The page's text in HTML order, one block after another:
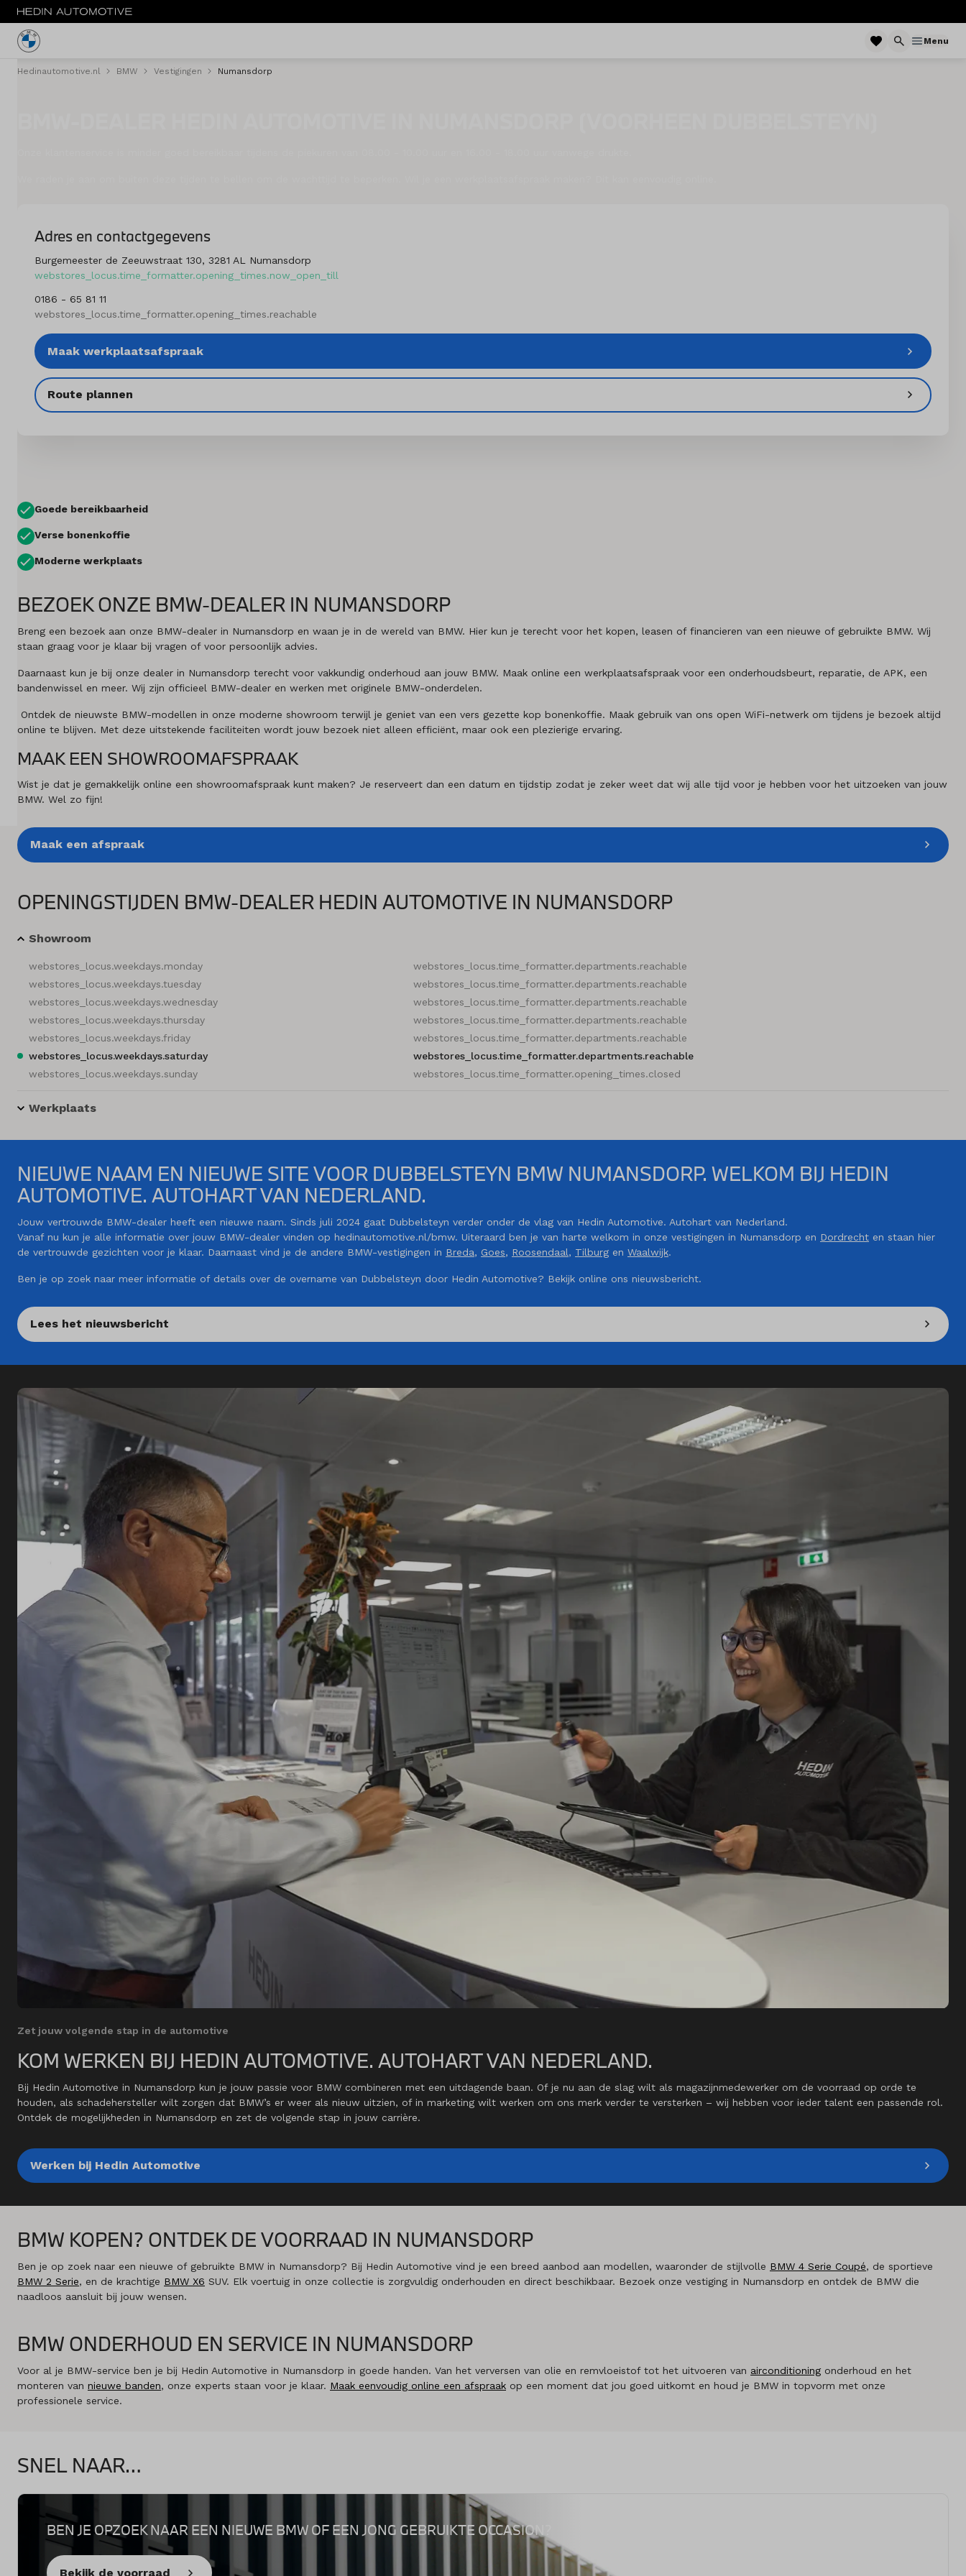
Menu
Menu
Onderhoud
Diensten
Acties
Diensten
Over ons
Kennis & advies
Land
Taal
Hedinautomotive.nl BMW Vestigingen Numansdorp
Adres en contactgegevens
Burgemeester de Zeeuwstraat 130, 3281 AL Numansdorp
webstores_locus.time_formatter.opening_times.now_open_till
0186 - 65 81 11
webstores_locus.time_formatter.opening_times.reachable
Maak werkplaatsafspraak
Route plannen
Goede bereikbaarheid
Verse bonenkoffie
Moderne werkplaats
BEZOEK ONZE BMW-DEALER IN NUMANSDORP
Breng een bezoek aan onze BMW-dealer in Numansdorp en waan je in de wereld van BMW. Hier kun je terecht voor het kopen, leasen of financieren van een nieuwe of gebruikte BMW. Wij
staan graag voor je klaar bij vragen of voor persoonlijk advies.
Daarnaast kun je bij onze dealer in Numansdorp terecht voor vakkundig onderhoud aan jouw BMW. Maak online een werkplaatsafspraak voor een onderhoudsbeurt, reparatie, de APK, een
bandenwissel en meer. Wij zijn officieel BMW-dealer en werken met originele BMW-onderdelen.
Ontdek de nieuwste BMW-modellen in onze moderne showroom terwijl je geniet van een vers gezette kop bonenkoffie. Maak gebruik van ons open WiFi-netwerk om tijdens je bezoek altijd
online te blijven. Met deze uitstekende faciliteiten wordt jouw bezoek niet alleen efficiënt, maar ook een plezierige ervaring.
MAAK EEN SHOWROOMAFSPRAAK
Wist je dat je gemakkelijk online een showroomafspraak kunt maken? Je reserveert dan een datum en tijdstip zodat je zeker weet dat wij alle tijd voor je hebben voor het uitzoeken van jouw
BMW. Wel zo fijn!
Maak een afspraak
OPENINGSTIJDEN BMW-DEALER HEDIN AUTOMOTIVE IN NUMANSDORP
Showroom
webstores_locus.weekdays.monday
webstores_locus.time_formatter.departments.reachable
webstores_locus.weekdays.tuesday
webstores_locus.time_formatter.departments.reachable
webstores_locus.weekdays.wednesday
webstores_locus.time_formatter.departments.reachable
webstores_locus.weekdays.thursday
webstores_locus.time_formatter.departments.reachable
webstores_locus.weekdays.friday
webstores_locus.time_formatter.departments.reachable
webstores_locus.weekdays.saturday
webstores_locus.time_formatter.departments.reachable
webstores_locus.weekdays.sunday
webstores_locus.time_formatter.opening_times.closed
Werkplaats
NIEUWE NAAM EN NIEUWE SITE VOOR DUBBELSTEYN BMW NUMANSDORP. WELKOM BIJ HEDIN
AUTOMOTIVE. AUTOHART VAN NEDERLAND.
Jouw vertrouwde BMW-dealer heeft een nieuwe naam. Sinds juli 2024 gaat Dubbelsteyn verder onder de vlag van Hedin Automotive. Autohart van Nederland.
Vanaf nu kun je alle informatie over jouw BMW-dealer vinden op hedinautomotive.nl/bmw. Uiteraard ben je van harte welkom in onze vestigingen in Numansdorp en Dordrecht en staan hier
de vertrouwde gezichten voor je klaar. Daarnaast vind je de andere BMW-vestigingen in Breda, Goes, Roosendaal, Tilburg en Waalwijk.
Ben je op zoek naar meer informatie of details over de overname van Dubbelsteyn door Hedin Automotive? Bekijk online ons nieuwsbericht.
Lees het nieuwsbericht
Zet jouw volgende stap in de automotive
KOM WERKEN BIJ HEDIN AUTOMOTIVE. AUTOHART VAN NEDERLAND.
Bij Hedin Automotive in Numansdorp kun je jouw passie voor BMW combineren met een uitdagende baan. Of je nu aan de slag wilt als magazijnmedewerker om de voorraad op orde te
houden, als schadehersteller wilt zorgen dat BMW’s er weer als nieuw uitzien, of in marketing wilt werken om ons merk verder te versterken – wij hebben voor ieder talent een passende rol.
Ontdek de mogelijkheden in Numansdorp en zet de volgende stap in jouw carrière.
Werken bij Hedin Automotive
BMW KOPEN? ONTDEK DE VOORRAAD IN NUMANSDORP
Ben je op zoek naar een nieuwe of gebruikte BMW in Numansdorp? Bij Hedin Automotive vind je een breed aanbod aan modellen, waaronder de stijlvolle BMW 4 Serie Coupé, de sportieve
BMW 2 Serie, en de krachtige BMW X6 SUV. Elk voertuig in onze collectie is zorgvuldig onderhouden en direct beschikbaar. Bezoek onze vestiging in Numansdorp en ontdek de BMW die
naadloos aansluit bij jouw wensen.
BMW ONDERHOUD EN SERVICE IN NUMANSDORP
Voor al je BMW-service ben je bij Hedin Automotive in Numansdorp in goede handen. Van het verversen van olie en remvloeistof tot het uitvoeren van airconditioning onderhoud en het
monteren van nieuwe banden, onze experts staan voor je klaar. Maak eenvoudig online een afspraak op een moment dat jou goed uitkomt en houd je BMW in topvorm met onze
professionele service.
SNEL NAAR…
BEN JE OPZOEK NAAR EEN NIEUWE BMW OF EEN JONG GEBRUIKTE OCCASION?
Bekijk de voorraad